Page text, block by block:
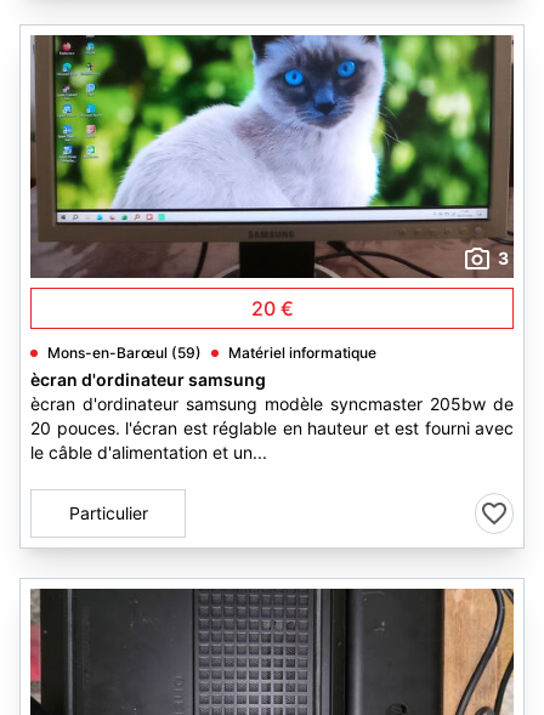
3
20 €
Mons-en-Barœul (59) Matériel informatique
ècran d'ordinateur samsung
ècran d'ordinateur samsung modèle syncmaster 205bw de
20 pouces. l'écran est réglable en hauteur et est fourni avec
le câble d'alimentation et un...
Particulier